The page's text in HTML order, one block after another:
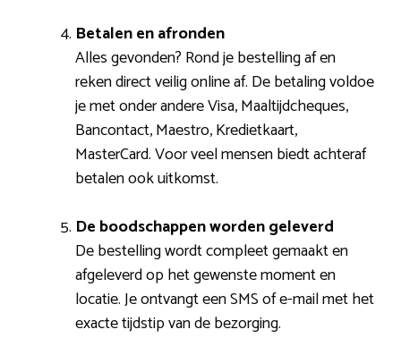
Betalen en afronden
Alles gevonden? Rond je bestelling af en
reken direct veilig online af. De betaling voldoe
je met onder andere Visa, Maaltijdcheques,
Bancontact, Maestro, Kredietkaart,
MasterCard. Voor veel mensen biedt achteraf
betalen ook uitkomst.
De boodschappen worden geleverd
De bestelling wordt compleet gemaakt en
afgeleverd op het gewenste moment en
locatie. Je ontvangt een SMS of e-mail met het
exacte tijdstip van de bezorging.